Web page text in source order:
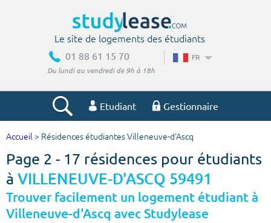
Le site de logements des étudiants
01 88 61 15 70
Du lundi au vendredi de 9h à 18h
FR
Etudiant Gestionnaire
Votre recherche
Ville, école
Accueil > Résidences étudiantes Villeneuve-d'Ascq
Page 2 - 17 résidences pour étudiants
à VILLENEUVE-D'ASCQ 59491
Trouver facilement un logement étudiant à
Villeneuve-d'Ascq avec Studylease